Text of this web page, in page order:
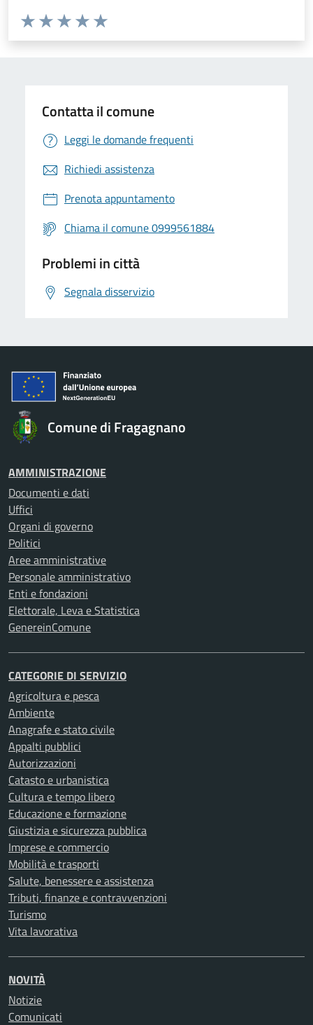
Valuta da 1 a 5 stelle la pagina
Valuta 5 stelle su 5
Valuta 4 stelle su 5
Valuta 3 stelle su 5
Valuta 2 stelle su 5
Valuta 1 stelle su 5
Contatta il comune
Leggi le domande frequenti
Richiedi assistenza
Prenota appuntamento
Chiama il comune 0999561884
Problemi in città
Segnala disservizio
Comune di Fragagnano
AMMINISTRAZIONE
Documenti e dati
Uffici
Organi di governo
Politici
Aree amministrative
Personale amministrativo
Enti e fondazioni
Elettorale, Leva e Statistica
GenereinComune
CATEGORIE DI SERVIZIO
Agricoltura e pesca
Ambiente
Anagrafe e stato civile
Appalti pubblici
Autorizzazioni
Catasto e urbanistica
Cultura e tempo libero
Educazione e formazione
Giustizia e sicurezza pubblica
Imprese e commercio
Mobilità e trasporti
Salute, benessere e assistenza
Tributi, finanze e contravvenzioni
Turismo
Vita lavorativa
NOVITÀ
Notizie
Comunicati